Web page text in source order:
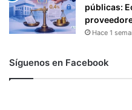
públicas:
Hace 1
Síguenos en Facebook